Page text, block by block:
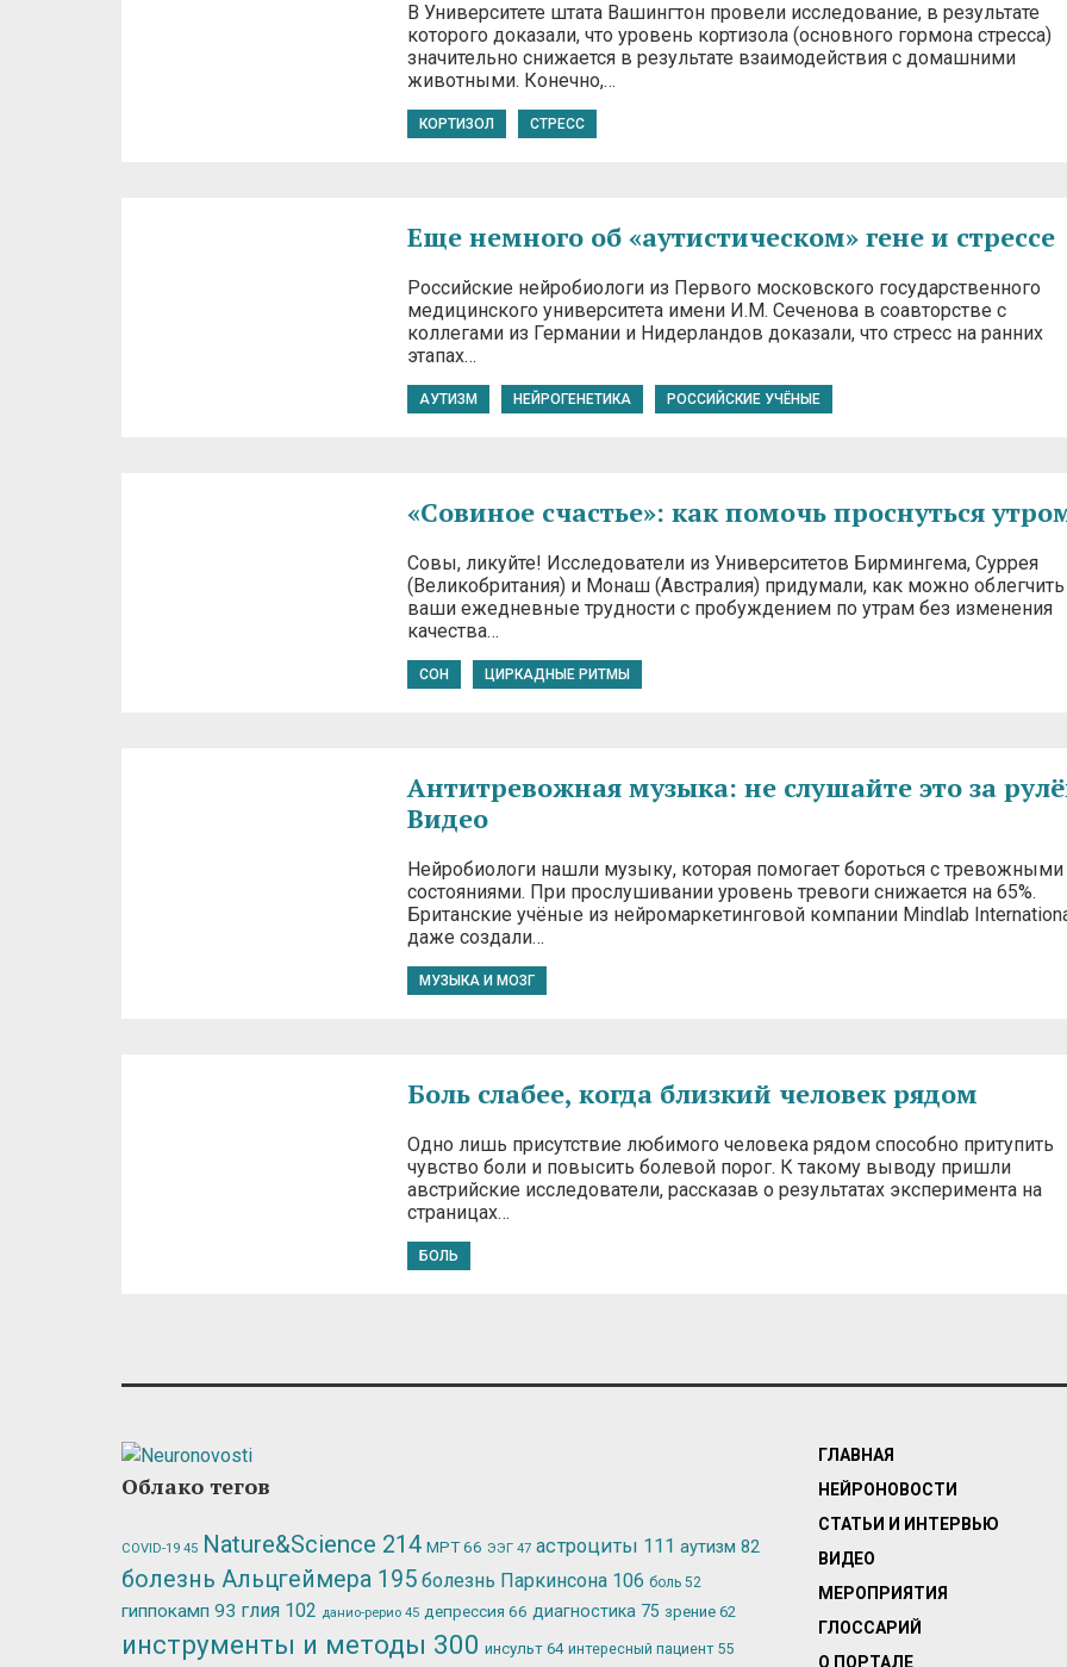
В Университете штата Вашингтон провели исследование, в результате
которого доказали, что уровень кортизола (основного гормона стресса)
значительно снижается в результате взаимодействия с домашними
животными. Конечно,…
КОРТИЗОЛ СТРЕСС
Еще немного об «аутистическом» гене и стрессе
Российские нейробиологи из Первого московского государственного
медицинского университета имени И.М. Сеченова в соавторстве с
коллегами из Германии и Нидерландов доказали, что стресс на ранних
этапах…
АУТИЗМ НЕЙРОГЕНЕТИКА РОССИЙСКИЕ УЧЁНЫЕ
«Совиное счастье»: как помочь проснуться
Совы, ликуйте! Исследователи из Университетов Бирмингема, Суррея
(Великобритания) и Монаш (Австралия) придумали, как можно облегчить
ваши ежедневные трудности с пробуждением по утрам без изменения
качества…
СОН ЦИРКАДНЫЕ РИТМЫ
Антитревожная музыка: не слушайте это за
Видео
Нейробиологи нашли музыку, которая помогает бороться с тревожными
состояниями. При прослушивании уровень тревоги снижается на 65%.
Британские учёные из нейромаркетинговой компании Mindlab
даже создали…
МУЗЫКА И МОЗГ
Боль слабее, когда близкий человек рядом
Одно лишь присутствие любимого человека рядом способно притупить
чувство боли и повысить болевой порог. К такому выводу пришли
австрийские исследователи, рассказав о результатах эксперимента на
страницах…
БОЛЬ
Облако тегов
COVID-19 45 Nature&Science 214 МРТ66 ЭЭГ 47 астроциты 111 аутизм 82
болезнь Альцгеймера 195 болезнь Паркинсона 106 боль 52
гиппокамп 93 глия 102 данио-рерио 45 депрессия 66 диагностика 75 зрение 62
инструменты и методы 300 инсульт 64 интересный пациент 55
ГЛАВНАЯ
НЕЙРОНОВОСТИ
СТАТЬИ И ИНТЕРВЬЮ
ВИДЕО
МЕРОПРИЯТИЯ
ГЛОССАРИЙ
О ПОРТАЛЕ